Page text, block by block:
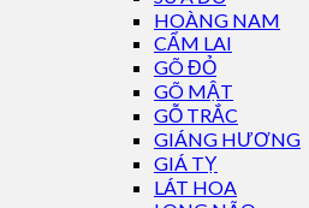
HOÀNG NAM
CẨM LAI
GÕ ĐỎ
GÕ MẬT
GỖ TRẮC
GIÁNG HƯƠNG
GIÁ TỴ
LÁT HOA